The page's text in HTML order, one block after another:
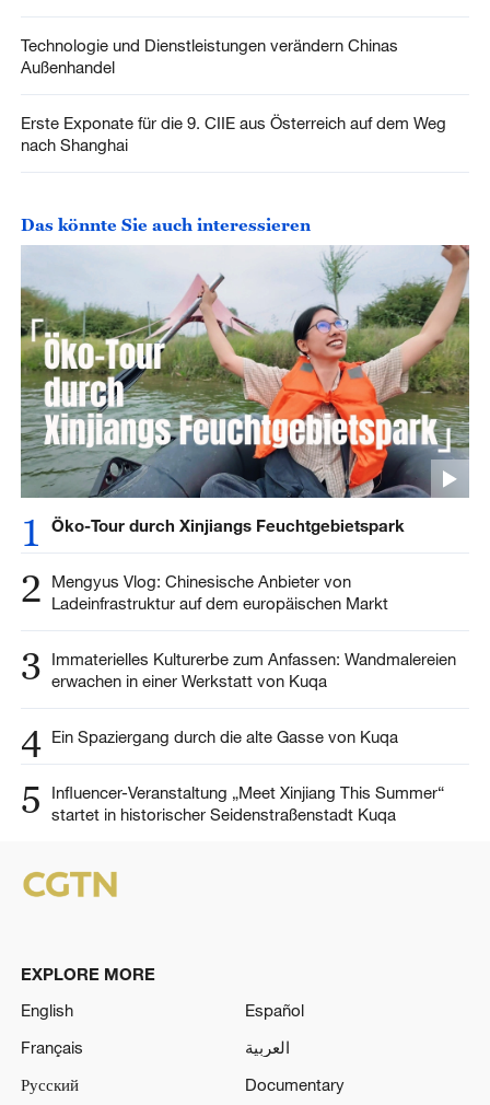
Technologie und Dienstleistungen verändern Chinas
Außenhandel
Erste Exponate für die 9. CIIE aus Österreich auf dem Weg
nach Shanghai
Das könnte Sie auch interessieren
1 Öko-Tour durch Xinjiangs Feuchtgebietspark
2
Mengyus Vlog: Chinesische Anbieter von
Ladeinfrastruktur auf dem europäischen Markt
3
Immaterielles Kulturerbe zum Anfassen: Wandmalereien
erwachen in einer Werkstatt von Kuqa
4 Ein Spaziergang durch die alte Gasse von Kuqa
5
Influencer-Veranstaltung „Meet Xinjiang This Summer“
startet in historischer Seidenstraßenstadt Kuqa
EXPLORE MORE
English
Español
Français
العربية
Русский
Documentary